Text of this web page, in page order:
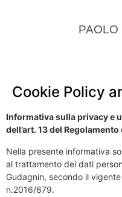
PAOLO
Cookie Policy
Informativa sulla privacy e
dell’art. 13 del
Nella presente informativa
al trattamento dei dati
Gudagnin, secondo il
n.2016/679.